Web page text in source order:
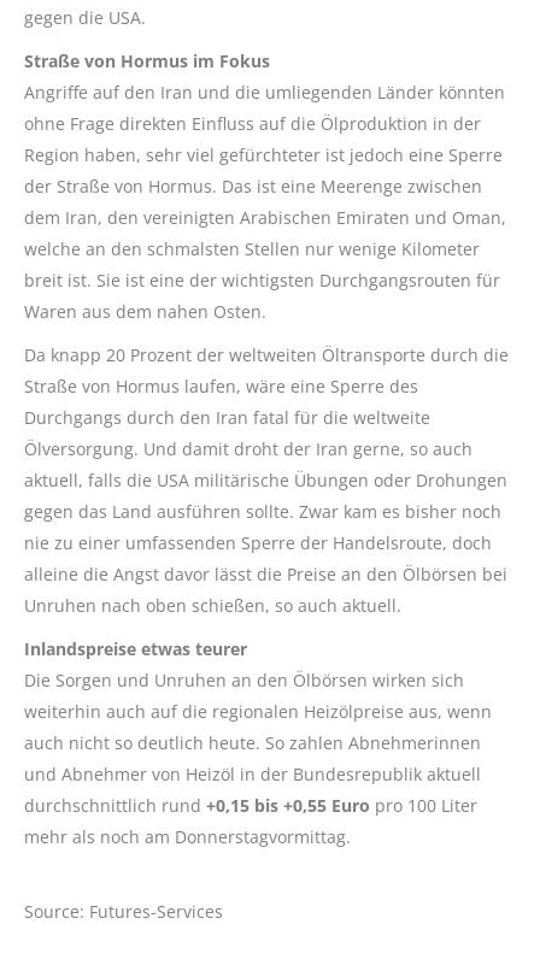
gegen die USA.
Straße von Hormus im Fokus
Angriffe auf den Iran und die umliegenden Länder könnten
ohne Frage direkten Einfluss auf die Ölproduktion in der
Region haben, sehr viel gefürchteter ist jedoch eine Sperre
der Straße von Hormus. Das ist eine Meerenge zwischen
dem Iran, den vereinigten Arabischen Emiraten und Oman,
welche an den schmalsten Stellen nur wenige Kilometer
breit ist. Sie ist eine der wichtigsten Durchgangsrouten für
Waren aus dem nahen Osten.
Da knapp 20 Prozent der weltweiten Öltransporte durch die
Straße von Hormus laufen, wäre eine Sperre des
Durchgangs durch den Iran fatal für die weltweite
Ölversorgung. Und damit droht der Iran gerne, so auch
aktuell, falls die USA militärische Übungen oder Drohungen
gegen das Land ausführen sollte. Zwar kam es bisher noch
nie zu einer umfassenden Sperre der Handelsroute, doch
alleine die Angst davor lässt die Preise an den Ölbörsen bei
Unruhen nach oben schießen, so auch aktuell.
Inlandspreise etwas teurer
Die Sorgen und Unruhen an den Ölbörsen wirken sich
weiterhin auch auf die regionalen Heizölpreise aus, wenn
auch nicht so deutlich heute. So zahlen Abnehmerinnen
und Abnehmer von Heizöl in der Bundesrepublik aktuell
durchschnittlich rund +0,15 bis +0,55 Euro pro 100 Liter
mehr als noch am Donnerstagvormittag.
Source: Futures-Services